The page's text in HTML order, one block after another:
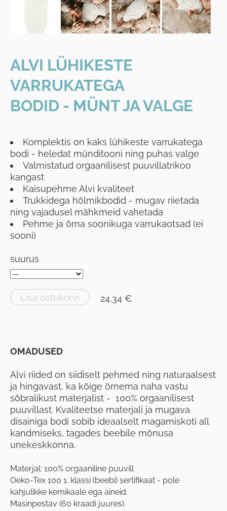
ALVI LÜHIKESTE
VARRUKATEGA
BODID - MÜNT JA VALGE
Komplektis on kaks lühikeste varrukatega
bodi - heledat münditooni ning puhas valge
Valmistatud orgaanilisest puuvillatrikoo
kangast
Kaisupehme Alvi kvaliteet
Trukkidega hõlmikbodid - mugav riietada
ning vajadusel mähkmeid vahetada
Pehme ja õrna soonikuga varrukaotsad (ei
sooni)
suurus
Lisa ostukorvi 24,34 €
OMADUSED
Alvi riided on siidiselt pehmed ning naturaalsest
ja hingavast, ka kõige õrnema naha vastu
sõbralikust materjalist - 100% orgaanilisest
puuvillast. Kvaliteetse materjali ja mugava
disainiga bodi sobib ideaalselt magamiskoti all
kandmiseks, tagades beebile mõnusa
unekeskkonna.
Materjal: 100% orgaaniline puuvill
Oeko-Tex 100 1. klassi (beebi) sertifikaat - pole
kahjulikke kemikaale ega aineid.
Masinpestav (60 kraadi juures).